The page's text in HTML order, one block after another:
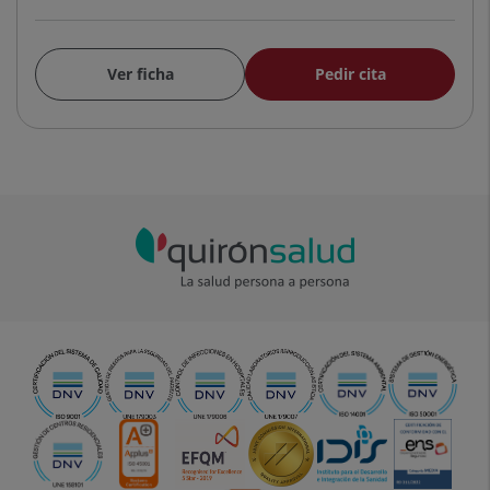
Ver ficha Pedir cita